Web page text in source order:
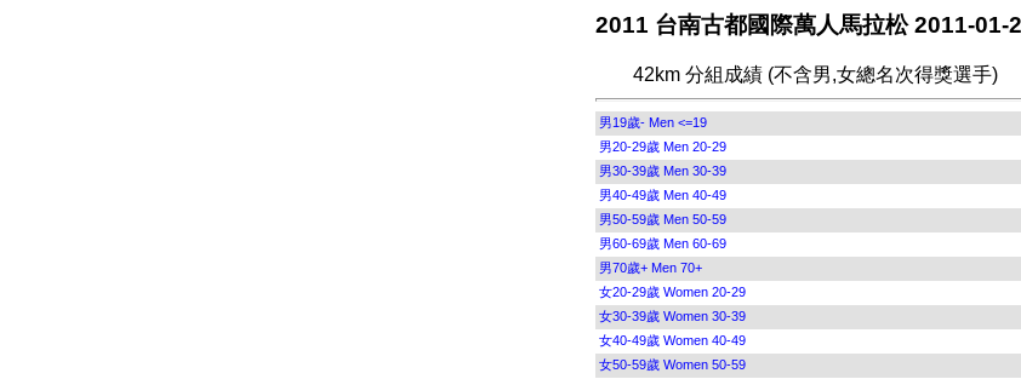
2011 台南古都國際萬人馬拉松 2011-01-
42km 分組成績 (不含男,女總名次得獎選手)
男19歲- Men <=19
男20-29歲 Men 20-29
男30-39歲 Men 30-39
男40-49歲 Men 40-49
男50-59歲 Men 50-59
男60-69歲 Men 60-69
男70歲+ Men 70+
女20-29歲 Women 20-29
女30-39歲 Women 30-39
女40-49歲 Women 40-49
女50-59歲 Women 50-59